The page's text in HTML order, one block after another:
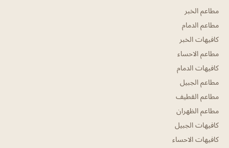
مطاعم الخبر
مطاعم الدمام
كافيهات الخبر
مطاعم الاحساء
كافيهات الدمام
مطاعم الجبيل
مطاعم القطيف
مطاعم الظهران
كافيهات الجبيل
كافيهات الاحساء